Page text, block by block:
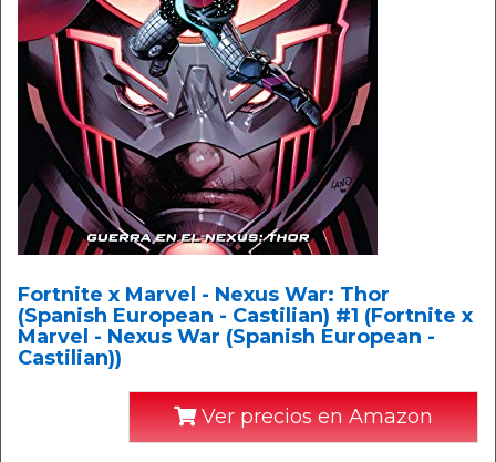
Fortnite x Marvel - Nexus War: Thor
(Spanish European - Castilian) #1 (Fortnite x
Marvel - Nexus War (Spanish European -
Castilian))
Ver precios en Amazon